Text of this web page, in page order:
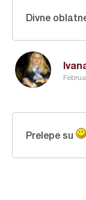
Divne
Prelepe su